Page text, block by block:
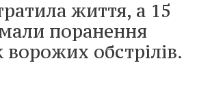
життя, а 15
поранення
ворожих обстрілів.